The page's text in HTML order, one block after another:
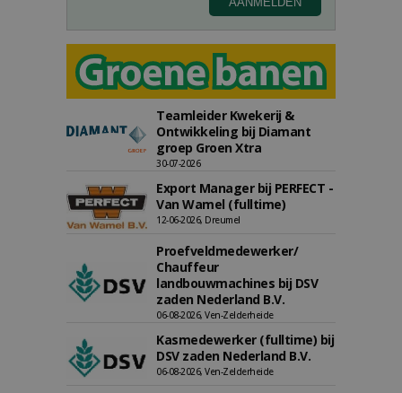
Teamleider Kwekerij &
Ontwikkeling bij Diamant
groep Groen Xtra
30-07-2026
Export Manager bij PERFECT -
Van Wamel (fulltime)
12-06-2026, Dreumel
Proefveldmedewerker/
Chauffeur
landbouwmachines bij DSV
zaden Nederland B.V.
06-08-2026, Ven-Zelderheide
Kasmedewerker (fulltime) bij
DSV zaden Nederland B.V.
06-08-2026, Ven-Zelderheide